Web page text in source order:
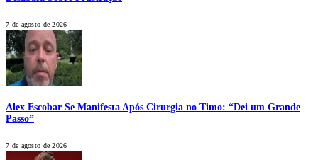
7 de agosto de 2026
Alex Escobar Se Manifesta Após Cirurgia no Timo: “Dei um Grande
Passo”
7 de agosto de 2026